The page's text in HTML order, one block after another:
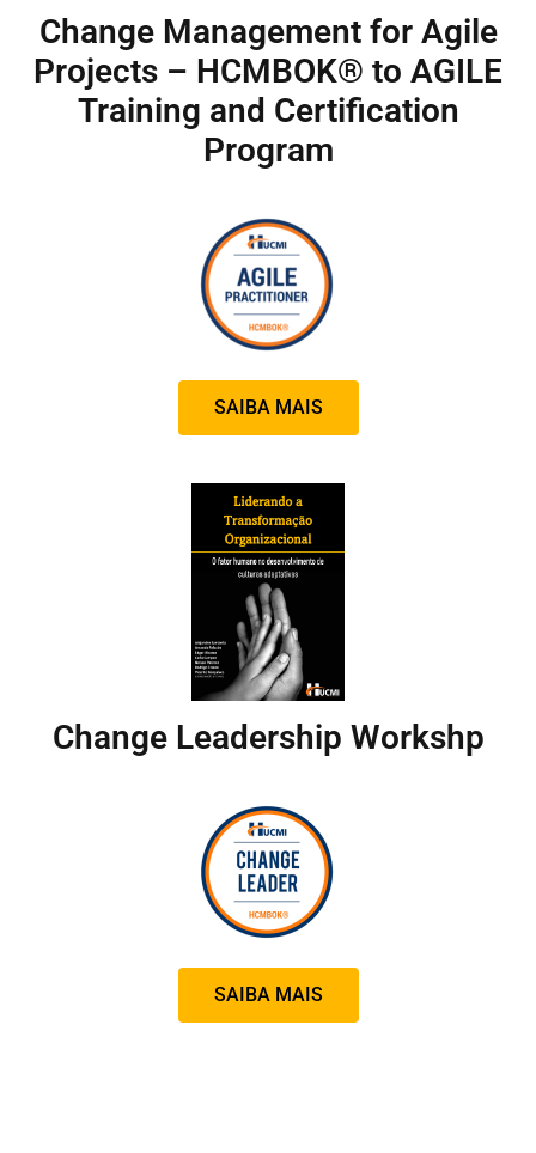
Change Management for Agile
Projects – HCMBOK® to AGILE
Training and Certification
Program
SAIBA MAIS
Change Leadership Workshp
SAIBA MAIS